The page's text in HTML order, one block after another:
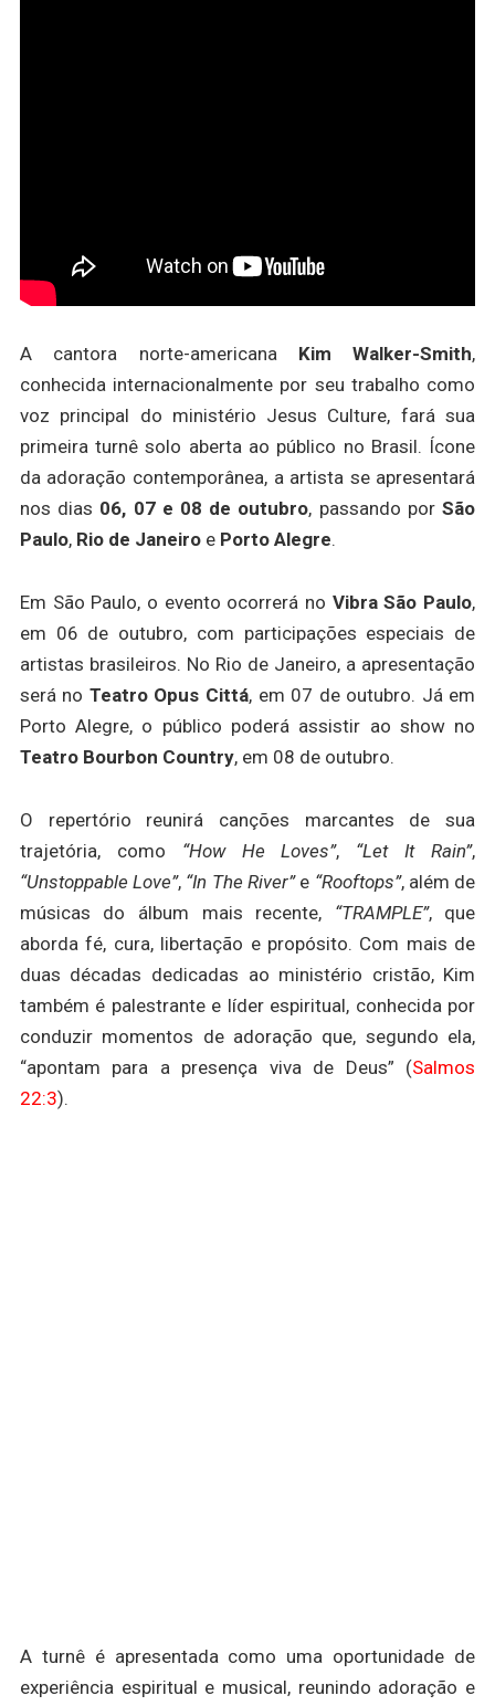
A cantora norte-americana Kim Walker-Smith,
conhecida internacionalmente por seu trabalho como
voz principal do ministério Jesus Culture, fará sua
primeira turnê solo aberta ao público no Brasil. Ícone
da adoração contemporânea, a artista se apresentará
nos dias 06, 07 e 08 de outubro, passando porSão
Paulo, Rio de Janeiroe Porto Alegre.
Em São Paulo, o evento ocorrerá no Vibra São Paulo,
em 06 de outubro, com participações especiais de
artistas brasileiros. No Rio de Janeiro, a apresentação
será no Teatro Opus Cittá, em 07 de outubro. Já em
Porto Alegre, o público poderá assistir ao show no
Teatro Bourbon Country, em 08 de outubro.
O repertório reunirá canções marcantes de sua
trajetória, como “How He Loves”, “Let It Rain”,
“Unstoppable Love”, “In The River”e “Rooftops”, além de
músicas do álbum mais recente, “TRAMPLE”, que
aborda fé, cura, libertação e propósito. Com mais de
duas décadas dedicadas ao ministério cristão, Kim
também é palestrante e líder espiritual, conhecida por
conduzir momentos de adoração que, segundo ela,
“apontam para a presença viva de Deus” (Salmos
22:3).
A turnê é apresentada como uma oportunidade de
experiência espiritual e musical, reunindo adoração e